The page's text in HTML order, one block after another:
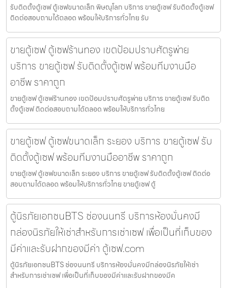
รับติดตั้งตู้เซฟ ตู้เซฟขนาดเล็ก พิษณุโลก บริการ ขายตู้เซฟ รับติดตั้งตู้เซฟ
ติดต่อสอบถามได้ตลอด พร้อมให้บริการทั่วไทย รับ
ขายตู้เซฟ ตู้เซฟร้านทอง เขตป้อมปราบศัตรูพ่าย
บริการ ขายตู้เซฟ รับติดตั้งตู้เซฟ พร้อมทีมงานมือ
อาชีพ ราคาถูก
ขายตู้เซฟ ตู้เซฟร้านทอง เขตป้อมปราบศัตรูพ่าย บริการ ขายตู้เซฟ รับติด
ตั้งตู้เซฟ ติดต่อสอบถามได้ตลอด พร้อมให้บริการทั่วไทย
ขายตู้เซฟ ตู้เซฟขนาดเล็ก ระยอง บริการ ขายตู้เซฟ รับ
ติดตั้งตู้เซฟ พร้อมทีมงานมืออาชีพ ราคาถูก
ขายตู้เซฟ ตู้เซฟขนาดเล็ก ระยอง บริการ ขายตู้เซฟ รับติดตั้งตู้เซฟ ติดต่อ
สอบถามได้ตลอด พร้อมให้บริการทั่วไทย ขายตู้เซฟ ตู้
ตู้นิรภัยเอกชนBTS ช่องนนทรี บริการห้องมั่นคงมี
กล่องนิรภัยให้เช่าสำหรับการเช่าเซฟ เพื่อเป็นที่เก็บของ
มีค่าและรับฝากของมีค่า ตู้เซฟ.com
ตู้นิรภัยเอกชนBTS ช่องนนทรี บริการห้องมั่นคงมีกล่องนิรภัยให้เช่า
สำหรับการเช่าเซฟ เพื่อเป็นที่เก็บของมีค่าและรับฝากของมีค